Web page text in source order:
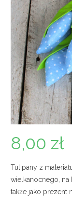
8,00 zł
Tulipany z
wielkanocnego, na
także jako prezent